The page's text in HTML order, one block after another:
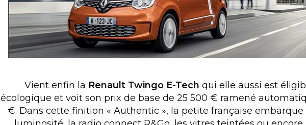
Vient enfin la Renault Twingo E-Tech qui elle aussi est
écologique et voit son prix de base de 25 500 € ramené
€. Dans cette finition « Authentic », la petite française embarque